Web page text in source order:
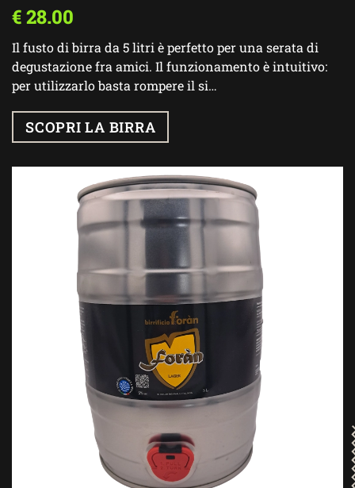
€28.00
Il fusto di birra da 5 litri è perfetto per una serata di
degustazione fra amici. Il funzionamento è intuitivo:
per utilizzarlo basta rompere il si…
SCOPRI LA BIRRA